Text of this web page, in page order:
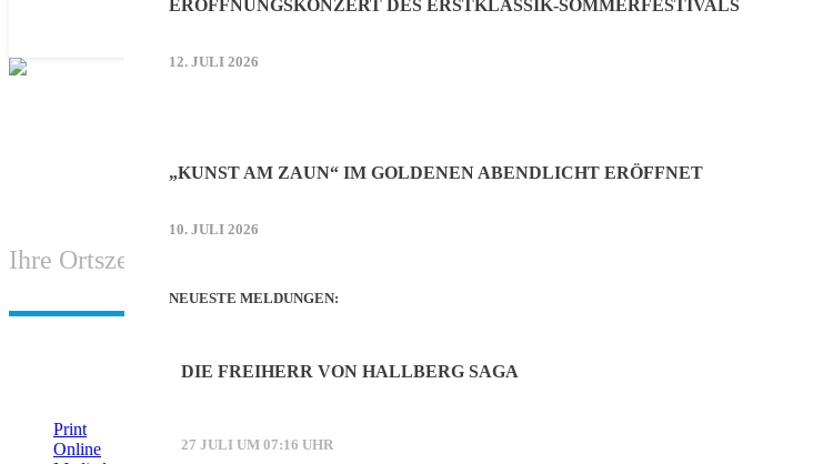
ERÖFFNUNGSKONZERT DES ERSTKLASSIK-SOMMERFESTIVALS
12. JULI 2026
„KUNST AM ZAUN“ IM GOLDENEN ABENDLICHT ERÖFFNET
10. JULI 2026
NEUESTE MELDUNGEN:
DIE FREIHERR VON HALLBERG SAGA
27 JULI UM 07:16 UHR
Ihre Ortszeitung aus Hallbergmoos-Goldach
Print
Online